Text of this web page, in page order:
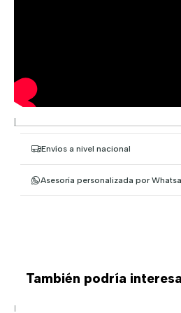
Envíos a nivel nacional
Asesoría personalizada por
También podría
|